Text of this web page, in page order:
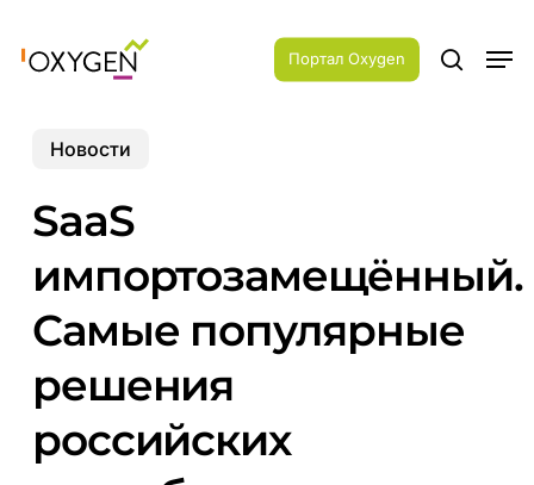
main
Портал Oxygen search
Новости
SaaS
импортозамещённый.
Cамые популярные
решения
российских